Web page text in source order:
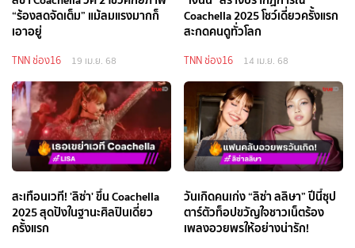
“ร้องสดจัดเต็ม” แม้ลมแรงมากก็
เอาอยู่
TNN ช่อง16 19 เม.ย. 68
Coachella 2025 โชว์เดี่ยวครั้งแรก
สะกดคนดูทั่วโลก
TNN ช่อง16 14 เม.ย. 68
สะเทือนเวที! 'ลิซ่า' ขึ้น Coachella
2025 สุดปังในฐานะศิลปินเดี่ยว
ครั้งแรก
วันเกิดคนเก่ง “ลิซ่า ลลิษา” ปีนี้ซุป
ตาร์ตัวท็อปขวัญใจชาวเน็ตร้อง
เพลงอวยพรให้อย่างน่ารัก!